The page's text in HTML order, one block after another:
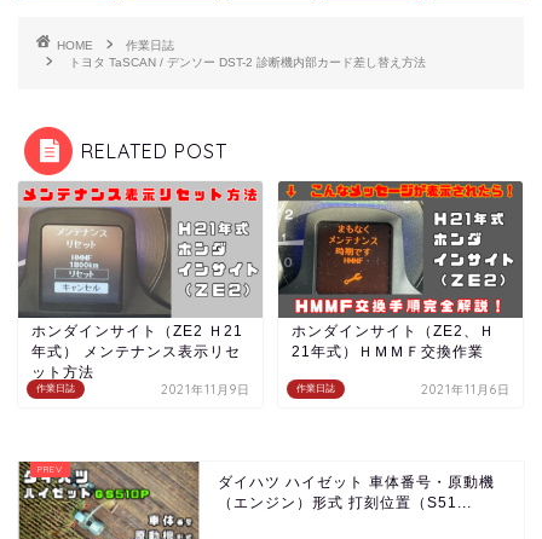
HOME
作業日誌
トヨタ TaSCAN / デンソー DST-2 診断機内部カード差し替え方法
RELATED POST
作業日誌
ホンダインサイト（ZE2 Ｈ21
年式） メンテナンス表示リセ
ット方法
2021年11月9日 作業日誌
ホンダインサイト（ZE2、Ｈ
21年式）ＨＭＭＦ交換作業
2021年11月6日
ダイハツ ハイゼット 車体番号・原動機
（エンジン）形式 打刻位置（S51...